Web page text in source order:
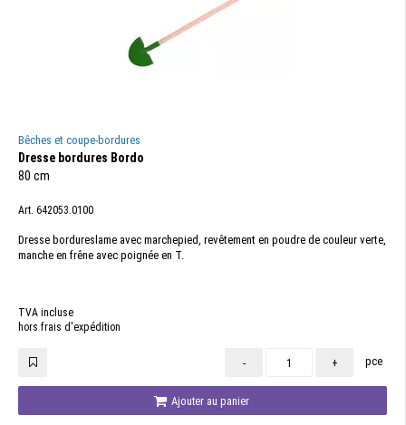
Bêches et coupe-bordures
Dresse bordures Bordo
80 cm
Art. 642053.0100
Dresse bordureslame avec marchepied, revêtement en poudre de couleur verte,
manche en frêne avec poignée en T.
TVA incluse
hors frais d'expédition
- + pce
Ajouter au panier